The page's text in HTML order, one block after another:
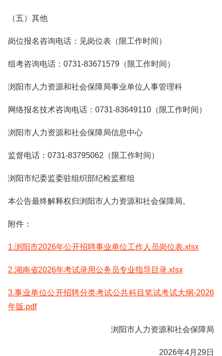
（五）其他
岗位报名咨询电话：见岗位表（限工作时间）
组考咨询电话：0731-83671579（限工作时间）
浏阳市人力资源和社会保障局事业单位人事管理科
网络报名技术咨询电话：0731-83649110（限工作时间）
浏阳市人力资源和社会保障局信息中心
监督电话：0731-83795062（限工作时间）
浏阳市纪委监委驻组织部纪检监察组
本公告最终解释权归浏阳市人力资源和社会保障局。
附件：
1.浏阳市2026年公开招聘事业单位工作人员岗位表.xlsx
2.湖南省2026年考试录用公务员专业指导目录.xlsx
3.事业单位公开招聘分类考试公共科目笔试考试大纲-2026
年版.pdf
浏阳市人力资源和社会保障局
2026年4月29日